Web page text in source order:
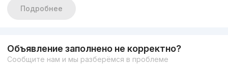
Дизайнерский евроремонт
Клубный дом
информация по телефону
+998974600013
Подробнее
Объявление заполнено не корректно?
Сообщите нам и мы разберёмся в проблеме